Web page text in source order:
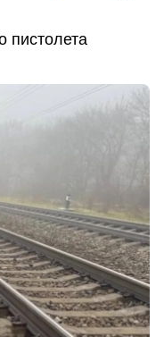
пистолета